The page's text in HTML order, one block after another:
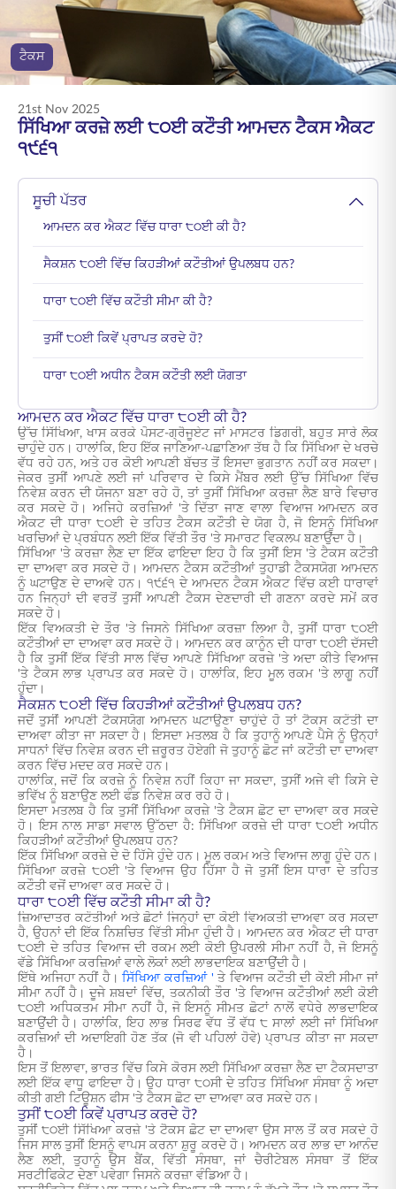
ENGLISH
ਆਨਲਾਈਨ ਖਰੀਦੋ ਪ੍ਰੀਮੀਅਮ ਭਰੋ
ਟੈਕਸ
21st Nov 2025
ਸਿੱਖਿਆ ਕਰਜ਼ੇ ਲਈ ੮੦ਈ ਕਟੌਤੀ ਆਮਦਨ ਟੈਕਸ ਐਕਟ
੧੯੬੧
ਸੂਚੀ ਪੱਤਰ
ਆਮਦਨ ਕਰ ਐਕਟ ਵਿੱਚ ਧਾਰਾ ੮੦ਈ ਕੀ ਹੈ?
ਸੈਕਸ਼ਨ ੮੦ਈ ਵਿੱਚ ਕਿਹੜੀਆਂ ਕਟੌਤੀਆਂ ਉਪਲਬਧ ਹਨ?
ਧਾਰਾ ੮੦ਈ ਵਿੱਚ ਕਟੌਤੀ ਸੀਮਾ ਕੀ ਹੈ?
ਤੁਸੀਂ ੮੦ਈ ਕਿਵੇਂ ਪ੍ਰਾਪਤ ਕਰਦੇ ਹੋ?
ਧਾਰਾ ੮੦ਈ ਅਧੀਨ ਟੈਕਸ ਕਟੌਤੀ ਲਈ ਯੋਗਤਾ
ਆਮਦਨ ਕਰ ਐਕਟ ਵਿੱਚ ਧਾਰਾ ੮੦ਈ ਕੀ ਹੈ?
ਉੱਚ ਸਿੱਖਿਆ, ਖਾਸ ਕਰਕੇ ਪੋਸਟ-ਗ੍ਰੈਜੂਏਟ ਜਾਂ ਮਾਸਟਰ ਡਿਗਰੀ, ਬਹੁਤ ਸਾਰੇ ਲੋਕ
ਚਾਹੁੰਦੇ ਹਨ। ਹਾਲਾਂਕਿ, ਇਹ ਇੱਕ ਜਾਣਿਆ-ਪਛਾਣਿਆ ਤੱਥ ਹੈ ਕਿ ਸਿੱਖਿਆ ਦੇ ਖਰਚੇ
ਵੱਧ ਰਹੇ ਹਨ, ਅਤੇ ਹਰ ਕੋਈ ਆਪਣੀ ਬੱਚਤ ਤੋਂ ਇਸਦਾ ਭੁਗਤਾਨ ਨਹੀਂ ਕਰ ਸਕਦਾ।
ਜੇਕਰ ਤੁਸੀਂ ਆਪਣੇ ਲਈ ਜਾਂ ਪਰਿਵਾਰ ਦੇ ਕਿਸੇ ਮੈਂਬਰ ਲਈ ਉੱਚ ਸਿੱਖਿਆ ਵਿੱਚ
ਨਿਵੇਸ਼ ਕਰਨ ਦੀ ਯੋਜਨਾ ਬਣਾ ਰਹੇ ਹੋ, ਤਾਂ ਤੁਸੀਂ ਸਿੱਖਿਆ ਕਰਜ਼ਾ ਲੈਣ ਬਾਰੇ ਵਿਚਾਰ
ਕਰ ਸਕਦੇ ਹੋ। ਅਜਿਹੇ ਕਰਜ਼ਿਆਂ 'ਤੇ ਦਿੱਤਾ ਜਾਣ ਵਾਲਾ ਵਿਆਜ ਆਮਦਨ ਕਰ
ਐਕਟ ਦੀ ਧਾਰਾ ੮੦ਈ ਦੇ ਤਹਿਤ ਟੈਕਸ ਕਟੌਤੀ ਦੇ ਯੋਗ ਹੈ, ਜੋ ਇਸਨੂੰ ਸਿੱਖਿਆ
ਖਰਚਿਆਂ ਦੇ ਪ੍ਰਬੰਧਨ ਲਈ ਇੱਕ ਵਿੱਤੀ ਤੌਰ 'ਤੇ ਸਮਾਰਟ ਵਿਕਲਪ ਬਣਾਉਂਦਾ ਹੈ।
ਸਿੱਖਿਆ 'ਤੇ ਕਰਜ਼ਾ ਲੈਣ ਦਾ ਇੱਕ ਫਾਇਦਾ ਇਹ ਹੈ ਕਿ ਤੁਸੀਂ ਇਸ 'ਤੇ ਟੈਕਸ ਕਟੌਤੀ
ਦਾ ਦਾਅਵਾ ਕਰ ਸਕਦੇ ਹੋ। ਆਮਦਨ ਟੈਕਸ ਕਟੌਤੀਆਂ ਤੁਹਾਡੀ ਟੈਕਸਯੋਗ ਆਮਦਨ
ਨੂੰ ਘਟਾਉਣ ਦੇ ਦਾਅਵੇ ਹਨ। ੧੯੬੧ ਦੇ ਆਮਦਨ ਟੈਕਸ ਐਕਟ ਵਿੱਚ ਕਈ ਧਾਰਾਵਾਂ
ਹਨ ਜਿਨ੍ਹਾਂ ਦੀ ਵਰਤੋਂ ਤੁਸੀਂ ਆਪਣੀ ਟੈਕਸ ਦੇਣਦਾਰੀ ਦੀ ਗਣਨਾ ਕਰਦੇ ਸਮੇਂ ਕਰ
ਸਕਦੇ ਹੋ।
ਇੱਕ ਵਿਅਕਤੀ ਦੇ ਤੌਰ 'ਤੇ ਜਿਸਨੇ ਸਿੱਖਿਆ ਕਰਜ਼ਾ ਲਿਆ ਹੈ, ਤੁਸੀਂ ਧਾਰਾ ੮੦ਈ
ਕਟੌਤੀਆਂ ਦਾ ਦਾਅਵਾ ਕਰ ਸਕਦੇ ਹੋ। ਆਮਦਨ ਕਰ ਕਾਨੂੰਨ ਦੀ ਧਾਰਾ ੮੦ਈ ਦੱਸਦੀ
ਹੈ ਕਿ ਤੁਸੀਂ ਇੱਕ ਵਿੱਤੀ ਸਾਲ ਵਿੱਚ ਆਪਣੇ ਸਿੱਖਿਆ ਕਰਜ਼ੇ 'ਤੇ ਅਦਾ ਕੀਤੇ ਵਿਆਜ
'ਤੇ ਟੈਕਸ ਲਾਭ ਪ੍ਰਾਪਤ ਕਰ ਸਕਦੇ ਹੋ। ਹਾਲਾਂਕਿ, ਇਹ ਮੂਲ ਰਕਮ 'ਤੇ ਲਾਗੂ ਨਹੀਂ
ਹੁੰਦਾ।
ਸੈਕਸ਼ਨ ੮੦ਈ ਵਿੱਚ ਕਿਹੜੀਆਂ ਕਟੌਤੀਆਂ ਉਪਲਬਧ ਹਨ?
ਜਦੋਂ ਤੁਸੀਂ ਆਪਣੀ ਟੈਕਸਯੋਗ ਆਮਦਨ ਘਟਾਉਣਾ ਚਾਹੁੰਦੇ ਹੋ ਤਾਂ ਟੈਕਸ ਕਟੌਤੀ ਦਾ
ਦਾਅਵਾ ਕੀਤਾ ਜਾ ਸਕਦਾ ਹੈ। ਇਸਦਾ ਮਤਲਬ ਹੈ ਕਿ ਤੁਹਾਨੂੰ ਆਪਣੇ ਪੈਸੇ ਨੂੰ ਉਨ੍ਹਾਂ
ਸਾਧਨਾਂ ਵਿੱਚ ਨਿਵੇਸ਼ ਕਰਨ ਦੀ ਜ਼ਰੂਰਤ ਹੋਏਗੀ ਜੋ ਤੁਹਾਨੂੰ ਛੋਟ ਜਾਂ ਕਟੌਤੀ ਦਾ ਦਾਅਵਾ
ਕਰਨ ਵਿੱਚ ਮਦਦ ਕਰ ਸਕਦੇ ਹਨ।
ਹਾਲਾਂਕਿ, ਜਦੋਂ ਕਿ ਕਰਜ਼ੇ ਨੂੰ ਨਿਵੇਸ਼ ਨਹੀਂ ਕਿਹਾ ਜਾ ਸਕਦਾ, ਤੁਸੀਂ ਅਜੇ ਵੀ ਕਿਸੇ ਦੇ
ਭਵਿੱਖ ਨੂੰ ਬਣਾਉਣ ਲਈ ਫੰਡ ਨਿਵੇਸ਼ ਕਰ ਰਹੇ ਹੋ।
ਇਸਦਾ ਮਤਲਬ ਹੈ ਕਿ ਤੁਸੀਂ ਸਿੱਖਿਆ ਕਰਜ਼ੇ 'ਤੇ ਟੈਕਸ ਛੋਟ ਦਾ ਦਾਅਵਾ ਕਰ ਸਕਦੇ
ਹੋ। ਇਸ ਨਾਲ ਸਾਡਾ ਸਵਾਲ ਉੱਠਦਾ ਹੈ: ਸਿੱਖਿਆ ਕਰਜ਼ੇ ਦੀ ਧਾਰਾ ੮੦ਈ ਅਧੀਨ
ਕਿਹੜੀਆਂ ਕਟੌਤੀਆਂ ਉਪਲਬਧ ਹਨ?
ਇੱਕ ਸਿੱਖਿਆ ਕਰਜ਼ੇ ਦੇ ਦੋ ਹਿੱਸੇ ਹੁੰਦੇ ਹਨ। ਮੂਲ ਰਕਮ ਅਤੇ ਵਿਆਜ ਲਾਗੂ ਹੁੰਦੇ ਹਨ।
ਸਿੱਖਿਆ ਕਰਜ਼ੇ ੮੦ਈ 'ਤੇ ਵਿਆਜ ਉਹ ਹਿੱਸਾ ਹੈ ਜੋ ਤੁਸੀਂ ਇਸ ਧਾਰਾ ਦੇ ਤਹਿਤ
ਕਟੌਤੀ ਵਜੋਂ ਦਾਅਵਾ ਕਰ ਸਕਦੇ ਹੋ।
ਧਾਰਾ ੮੦ਈ ਵਿੱਚ ਕਟੌਤੀ ਸੀਮਾ ਕੀ ਹੈ?
ਜ਼ਿਆਦਾਤਰ ਕਟੌਤੀਆਂ ਅਤੇ ਛੋਟਾਂ ਜਿਨ੍ਹਾਂ ਦਾ ਕੋਈ ਵਿਅਕਤੀ ਦਾਅਵਾ ਕਰ ਸਕਦਾ
ਹੈ, ਉਹਨਾਂ ਦੀ ਇੱਕ ਨਿਸ਼ਚਿਤ ਵਿੱਤੀ ਸੀਮਾ ਹੁੰਦੀ ਹੈ। ਆਮਦਨ ਕਰ ਐਕਟ ਦੀ ਧਾਰਾ
੮੦ਈ ਦੇ ਤਹਿਤ ਵਿਆਜ ਦੀ ਰਕਮ ਲਈ ਕੋਈ ਉਪਰਲੀ ਸੀਮਾ ਨਹੀਂ ਹੈ, ਜੋ ਇਸਨੂੰ
ਵੱਡੇ ਸਿੱਖਿਆ ਕਰਜ਼ਿਆਂ ਵਾਲੇ ਲੋਕਾਂ ਲਈ ਲਾਭਦਾਇਕ ਬਣਾਉਂਦੀ ਹੈ।
ਇੱਥੇ ਅਜਿਹਾ ਨਹੀਂ ਹੈ।ਸਿੱਖਿਆ ਕਰਜ਼ਿਆਂ ' ਤੇ ਵਿਆਜ ਕਟੌਤੀ ਦੀ ਕੋਈ ਸੀਮਾ ਜਾਂ
ਸੀਮਾ ਨਹੀਂ ਹੈ। ਦੂਜੇ ਸ਼ਬਦਾਂ ਵਿੱਚ, ਤਕਨੀਕੀ ਤੌਰ 'ਤੇ ਵਿਆਜ ਕਟੌਤੀਆਂ ਲਈ ਕੋਈ
੮੦ਈ ਅਧਿਕਤਮ ਸੀਮਾ ਨਹੀਂ ਹੈ, ਜੋ ਇਸਨੂੰ ਸੀਮਤ ਛੋਟਾਂ ਨਾਲੋਂ ਵਧੇਰੇ ਲਾਭਦਾਇਕ
ਬਣਾਉਂਦੀ ਹੈ। ਹਾਲਾਂਕਿ, ਇਹ ਲਾਭ ਸਿਰਫ ਵੱਧ ਤੋਂ ਵੱਧ ੮ ਸਾਲਾਂ ਲਈ ਜਾਂ ਸਿੱਖਿਆ
ਕਰਜ਼ਿਆਂ ਦੀ ਅਦਾਇਗੀ ਹੋਣ ਤੱਕ (ਜੋ ਵੀ ਪਹਿਲਾਂ ਹੋਵੇ) ਪ੍ਰਾਪਤ ਕੀਤਾ ਜਾ ਸਕਦਾ
ਹੈ।
ਇਸ ਤੋਂ ਇਲਾਵਾ, ਭਾਰਤ ਵਿੱਚ ਕਿਸੇ ਕੋਰਸ ਲਈ ਸਿੱਖਿਆ ਕਰਜ਼ਾ ਲੈਣ ਦਾ ਟੈਕਸਦਾਤਾ
ਲਈ ਇੱਕ ਵਾਧੂ ਫਾਇਦਾ ਹੈ। ਉਹ ਧਾਰਾ ੮੦ਸੀ ਦੇ ਤਹਿਤ ਸਿੱਖਿਆ ਸੰਸਥਾ ਨੂੰ ਅਦਾ
ਕੀਤੀ ਗਈ ਟਿਊਸ਼ਨ ਫੀਸ 'ਤੇ ਟੈਕਸ ਛੋਟ ਦਾ ਦਾਅਵਾ ਕਰ ਸਕਦੇ ਹਨ।
ਤੁਸੀਂ ੮੦ਈ ਕਿਵੇਂ ਪ੍ਰਾਪਤ ਕਰਦੇ ਹੋ?
ਤੁਸੀਂ ੮੦ਈ ਸਿੱਖਿਆ ਕਰਜ਼ੇ 'ਤੇ ਟੈਕਸ ਛੋਟ ਦਾ ਦਾਅਵਾ ਉਸ ਸਾਲ ਤੋਂ ਕਰ ਸਕਦੇ ਹੋ
ਜਿਸ ਸਾਲ ਤੁਸੀਂ ਇਸਨੂੰ ਵਾਪਸ ਕਰਨਾ ਸ਼ੁਰੂ ਕਰਦੇ ਹੋ। ਆਮਦਨ ਕਰ ਲਾਭ ਦਾ ਆਨੰਦ
ਲੈਣ ਲਈ, ਤੁਹਾਨੂੰ ਉਸ ਬੈਂਕ, ਵਿੱਤੀ ਸੰਸਥਾ, ਜਾਂ ਚੈਰੀਟੇਬਲ ਸੰਸਥਾ ਤੋਂ ਇੱਕ
ਸਰਟੀਫਿਕੇਟ ਦੇਣਾ ਪਵੇਗਾ ਜਿਸਨੇ ਕਰਜ਼ਾ ਵੰਡਿਆ ਹੈ।